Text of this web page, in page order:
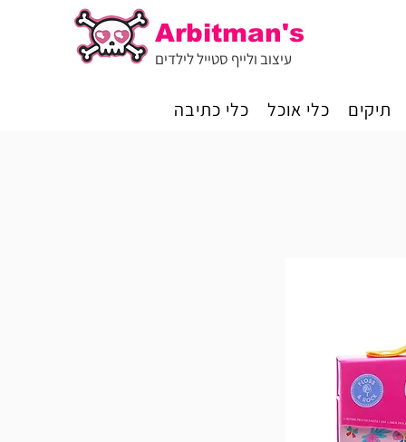
Arbitman's
עיצוב ולייף סטייל לילדים
תיקים כלי אוכל כלי כתיבה